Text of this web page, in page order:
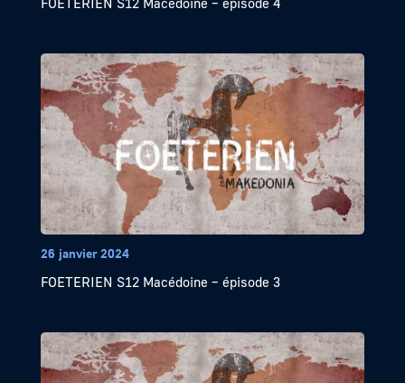
26 janvier 2024
FOETERIEN S12 Macédoine – épisode 3